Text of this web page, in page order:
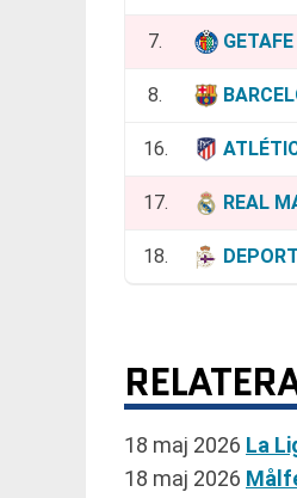
7. GETAFE
8.
16.
17. REAL
18.
18 maj 2026 La
18 maj 2026